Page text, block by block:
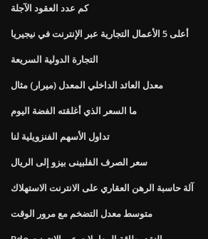
كم عدد العقود الآجلة
أعلى 5 الأعمال التجارية عبر الإنترنت في نيجيريا
التجارة الدولية السريعة
معدل العائد الداخلي المعدل (ميرار) مثال
ما السعر الذي أغلقته الفضة اليوم
تداول الأسهم الفنزويلية لنا
سعر الصرف الفلبينى بيزو إلى الريال
آلة حاسبة الرهن العقاري على الانترنت الاستهلاك
متوسط ​​معدل التضخم مع مرور الوقت